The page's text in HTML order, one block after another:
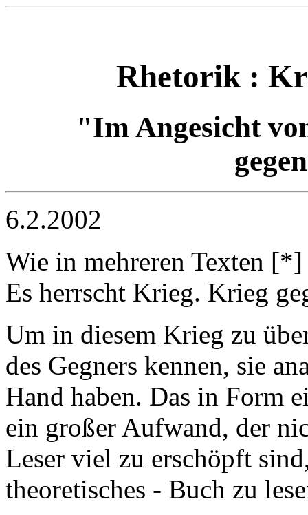
Rhetorik :
"Im Angesicht
6.2.2002
Wie in mehreren Texten
Es herrscht Krieg. Krieg
Um in diesem Krieg zu
des Gegners kennen, sie
Hand haben. Das in Form
ein großer Aufwand, der
Leser viel zu erschöpft
theoretisches - Buch zu